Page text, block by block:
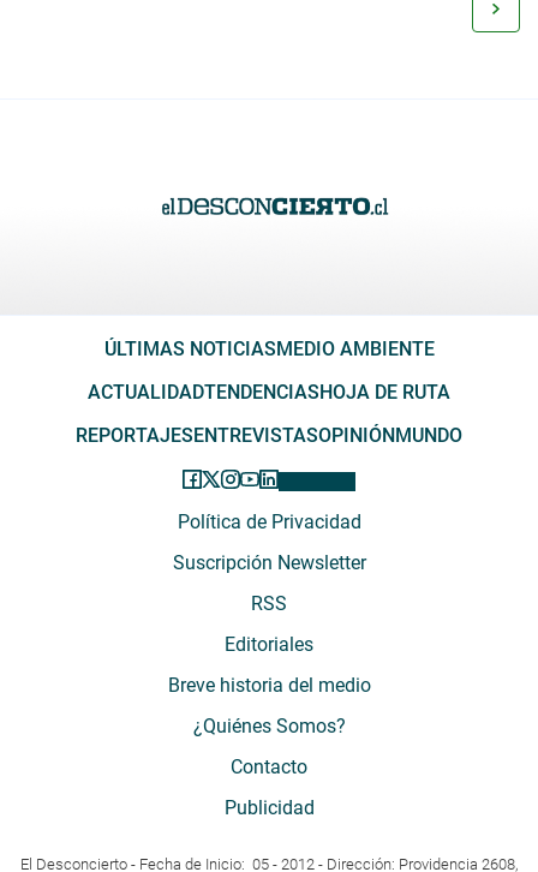
ÚLTIMAS NOTICIAS MEDIO AMBIENTE
ACTUALIDADTENDENCIAS HOJA DE RUTA
REPORTAJES ENTREVISTASOPINIÓN MUNDO
Política de Privacidad
Suscripción Newsletter
RSS
Editoriales
Breve historia del medio
¿Quiénes Somos?
Contacto
Publicidad
El Desconcierto - Fecha de Inicio: 05 - 2012 - Dirección: Providencia 2608,